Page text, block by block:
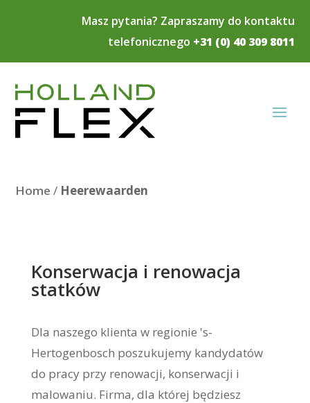
Masz pytania? Zapraszamy do kontaktu
telefonicznego +31 (0) 40 309 8011
Home / Heerewaarden
Konserwacja i renowacja
statków
Dla naszego klienta w regionie 's-
Hertogenbosch poszukujemy kandydatów
do pracy przy renowacji, konserwacji i
malowaniu. Firma, dla której będziesz